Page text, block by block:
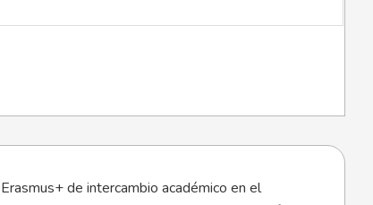
de intercambio académico en el